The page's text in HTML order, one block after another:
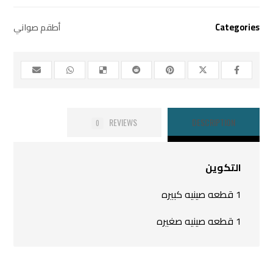
Categories أطقم صواني
DESCRIPTION
REVIEWS
0
التكوين
1 قطعه صينيه كبيره
1 قطعه صينيه صغيره